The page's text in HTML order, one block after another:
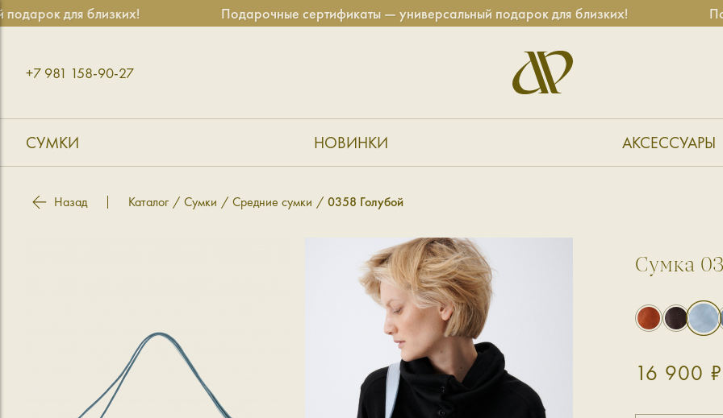
для близких! Подарочные сертификаты — универсальный подарок для близких!
+7 981 158-90-27
СУМКИ НОВИНКИ АКСЕССУАРЫ
Назад Каталог Сумки Средние сумки 0358 Голубой
Сумка
16 900 ₽